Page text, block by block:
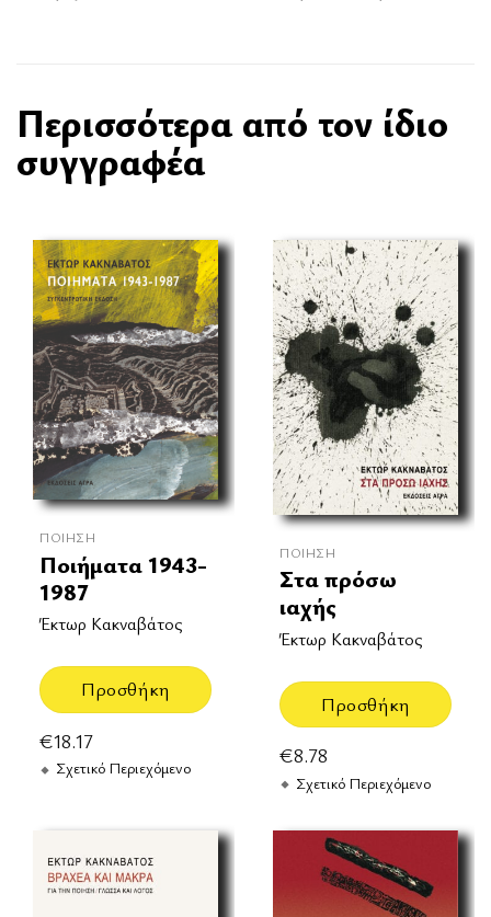
Περισσότερα από τον ίδιο
συγγραφέα
ΠΟΊΗΣΗ
Ποιήματα 1943-
1987
Έκτωρ Κακναβάτος
Προσθήκη
€18.17
Σχετικό Περιεχόμενο
ΠΟΊΗΣΗ
Στα πρόσω
ιαχής
Έκτωρ Κακναβάτος
Προσθήκη
€8.78
Σχετικό Περιεχόμενο